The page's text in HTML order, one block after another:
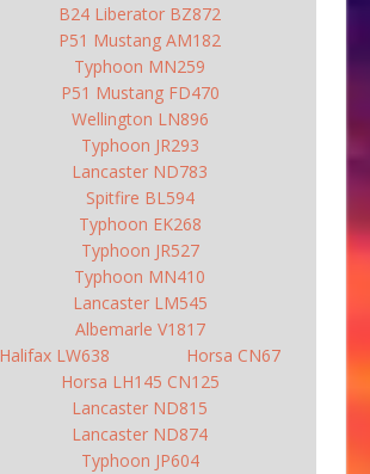
B24 Liberator BZ872
P51 Mustang AM182
Typhoon MN259
P51 Mustang FD470
Wellington LN896
Typhoon JR293
Lancaster ND783
Spitfire BL594
Typhoon EK268
Typhoon JR527
Typhoon MN410
Lancaster LM545
Albemarle V1817
Halifax LW638
Horsa CN67
Horsa LH145 CN125
Lancaster ND815
Lancaster ND874
Typhoon JP604